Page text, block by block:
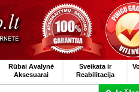
Rūbai Avalynė
Aksesuarai
Sveikata ir
Reabilitacija